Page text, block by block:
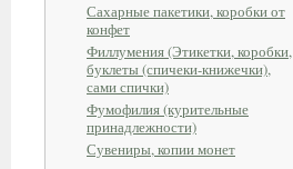
Сахарные пакетики, коробки от
конфет
Филлумения (Этикетки, коробки,
буклеты (спичеки-книжечки),
сами спички)
Фумофилия (курительные
принадлежности)
Сувениры, копии монет